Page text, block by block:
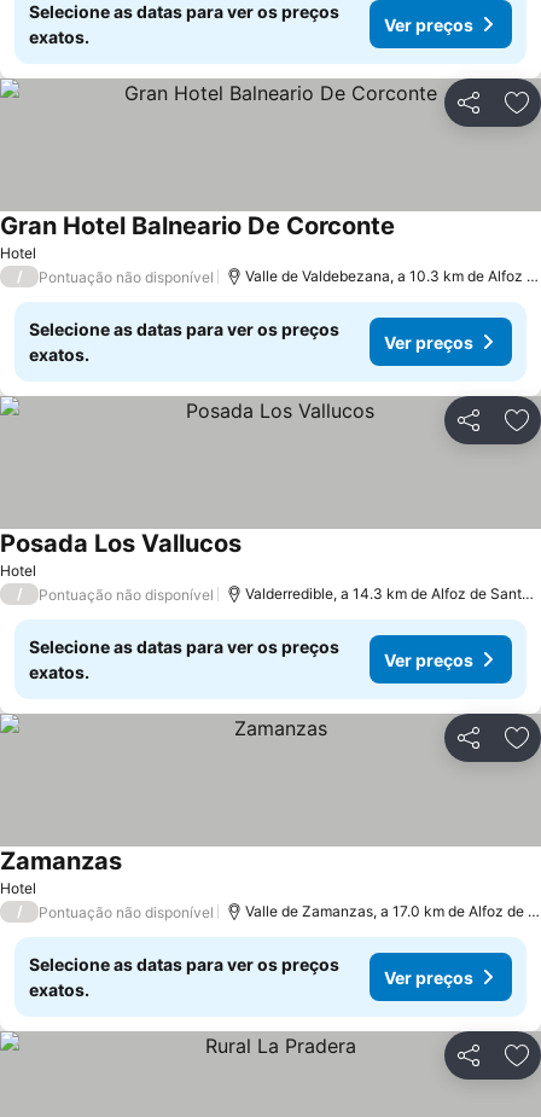
Selecione as datas para ver os preços
exatos.
Ver preços
Partilhar
Hotel
Gran Hotel Balneario De Corconte
/ Pontuação não disponível Valle de Valdebezana, a 10.3 km de Alfoz de Santa Gadea
Selecione as datas para ver os preços
exatos.
Ver preços
Partilhar
Hotel
Posada Los Vallucos
/ Pontuação não disponível Valderredible, a 14.3 km de Alfoz de Santa Gadea
Selecione as datas para ver os preços
exatos.
Ver preços
Partilhar
Hotel
Zamanzas
/ Pontuação não disponível Valle de Zamanzas, a 17.0 km de Alfoz de Santa Gadea
Selecione as datas para ver os preços
exatos.
Ver preços
Partilhar